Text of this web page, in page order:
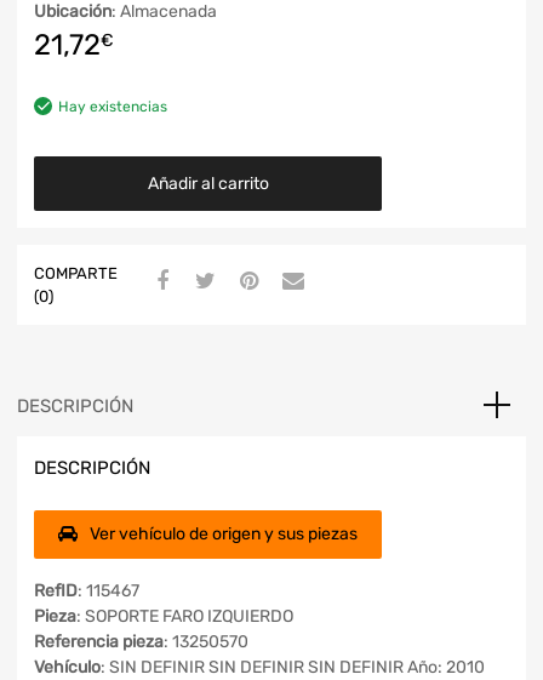
Ubicación: Almacenada
21,72€
Hay existencias
Añadir al carrito
COMPARTE
(0)
DESCRIPCIÓN
DESCRIPCIÓN
Ver vehículo de origen y sus piezas
RefID: 115467
Pieza: SOPORTE FARO IZQUIERDO
Referencia pieza: 13250570
Vehículo: SIN DEFINIR SIN DEFINIR SIN DEFINIR Año: 2010